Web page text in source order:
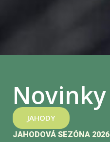
Novinky
JAHODY
JAHODOVÁ SEZÓNA 2026